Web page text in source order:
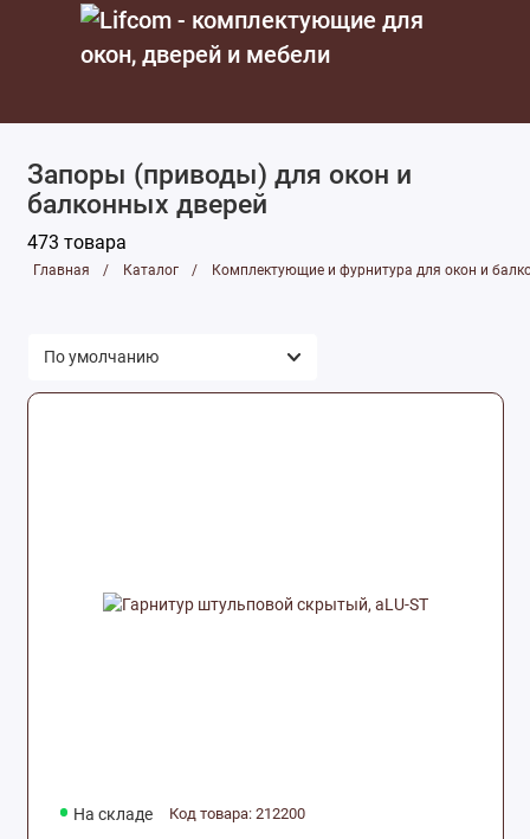
Запоры (приводы) для окон и
балконных дверей
473 товара
Главная Каталог Комплектующие и фурнитура для окон и
Комплектующие для мебели
Комплектующие и фурнитура для дверей
балконов
Монтажные и отделочные материалы
На складе Код товара: 212200